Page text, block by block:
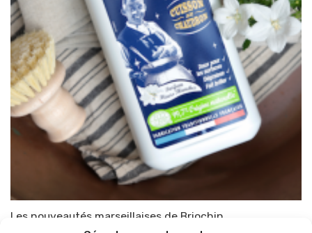
Les nouveautés marseillaises de Briochin